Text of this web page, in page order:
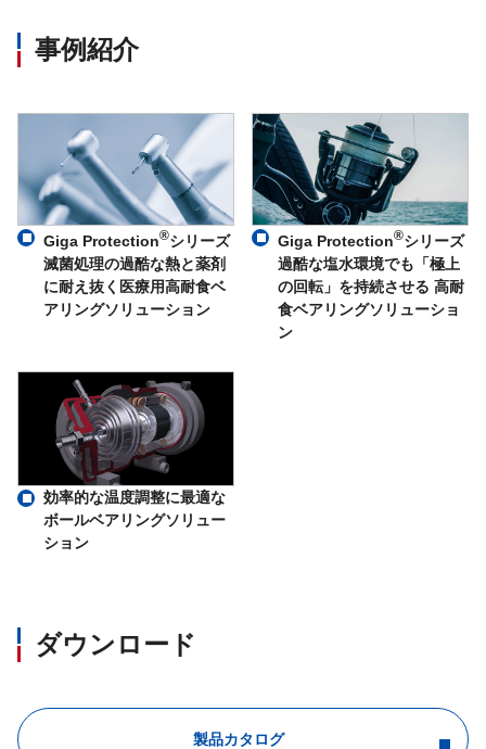
事例紹介
Giga Protection®シリーズ
滅菌処理の過酷な熱と薬剤
に耐え抜く医療用高耐食ベ
アリングソリューション
Giga Protection®シリーズ
過酷な塩水環境でも「極上
の回転」を持続させる 高耐
食ベアリングソリューショ
ン
効率的な温度調整に最適な
ボールベアリングソリュー
ション
ダウンロード
製品カタログ